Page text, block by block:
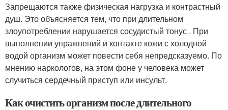
Запрещаются также физическая нагрузка и контрастный
душ. Это объясняется тем, что при длительном
злоупотреблении нарушается сосудистый тонус . При
выполнении упражнений и контакте кожи с холодной
водой организм может повести себя непредсказуемо. По
мнению наркологов, на этом фоне у человека может
случиться сердечный приступ или инсульт.
Как очистить организм после длительного